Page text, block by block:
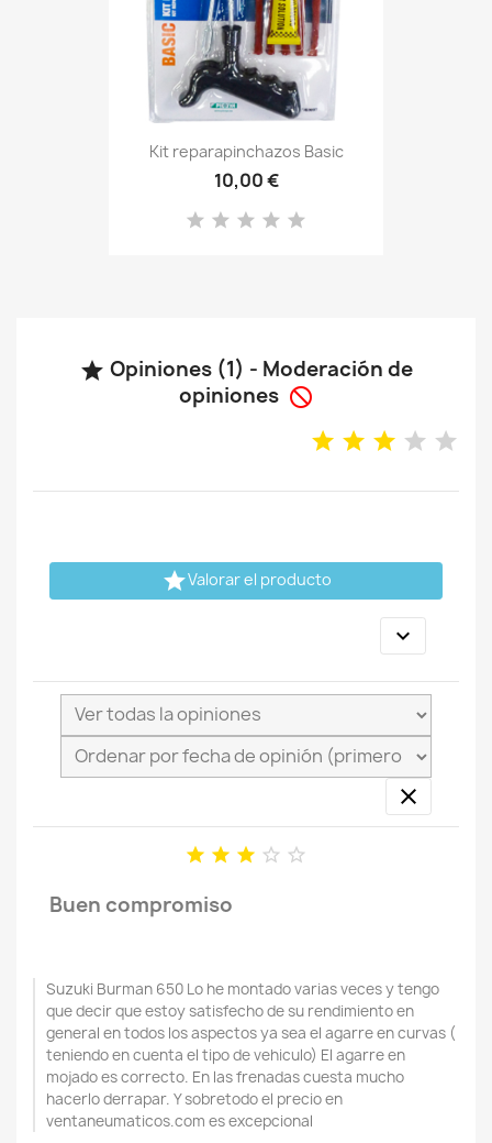
Kit reparapinchazos Basic
10,00 €
 Opiniones (1) - Moderación de
opiniones 
Valorar el producto


    
Buen compromiso
Suzuki Burman 650 Lo he montado varias veces y tengo
que decir que estoy satisfecho de su rendimiento en
general en todos los aspectos ya sea el agarre en curvas (
teniendo en cuenta el tipo de vehiculo) El agarre en
mojado es correcto. En las frenadas cuesta mucho
hacerlo derrapar. Y sobretodo el precio en
ventaneumaticos.com es excepcional